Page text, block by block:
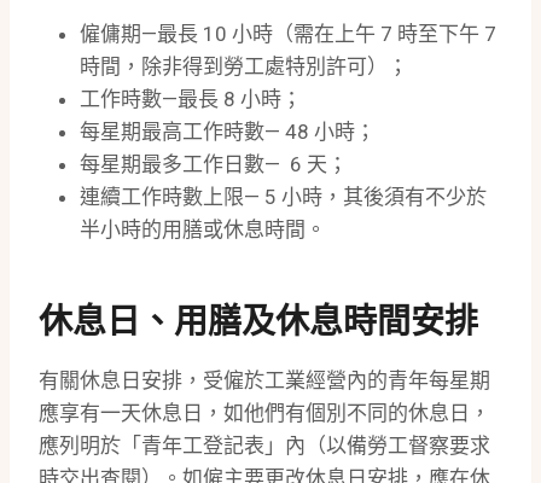
僱傭期—最長 10 小時（需在上午 7 時至下午 7
時間，除非得到勞工處特別許可）；
工作時數—最長 8 小時；
每星期最高工作時數— 48 小時；
每星期最多工作日數— 6 天；
連續工作時數上限— 5 小時，其後須有不少於
半小時的用膳或休息時間。
休息日、用膳及休息時間安排
有關休息日安排，受僱於工業經營內的青年每星期
應享有一天休息日，如他們有個別不同的休息日，
應列明於「青年工登記表」內（以備勞工督察要求